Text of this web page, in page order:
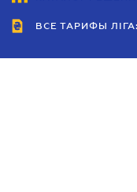
ВСЕ ТАРИФЫ